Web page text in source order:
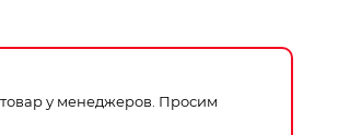
у менеджеров. Просим